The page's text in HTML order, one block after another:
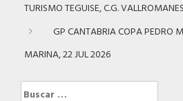
TURISMO TEGUISE, C.G.
GP CANTABRIA COPA PEDRO
MARINA, 22 JUL 2026
Buscar: